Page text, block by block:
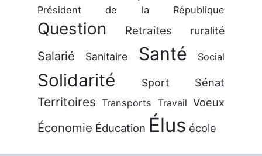
Président de la République
Question Retraites ruralité
Salarié Sanitaire Santé Social
Solidarité Sport Sénat
Territoires Transports Travail Voeux
Économie Éducation Élus école